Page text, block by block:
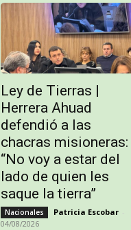
Ley de Tierras |
Herrera Ahuad
defendió a las
chacras misioneras:
“No voy a estar del
lado de quien les
saque la tierra”
Nacionales Patricia Escobar -
04/08/2026